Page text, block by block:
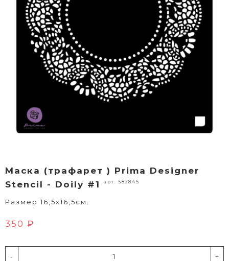
Маска (трафарет ) Prima Designer
Stencil - Doily #1
арт. 582845
Размер 16,5х16,5см.
350 ₽
- +